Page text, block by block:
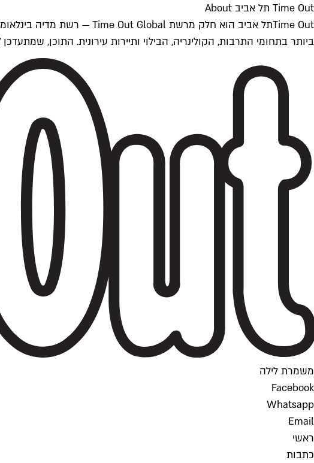
Time Out תל אביב About
ביותר בתחומי התרבות, הקולינריה, הבילוי ותיירות עירונית. התוכן, שמתעדכן 24/7, נכתב ונערך על ידי צוות עיתונאים מקצועי מקומי בישראל, בהתאם לסטנדרטים של Time Out העולמית.
משמרת לילה
Facebook
Whatsapp
Email
ראשי
כתבות